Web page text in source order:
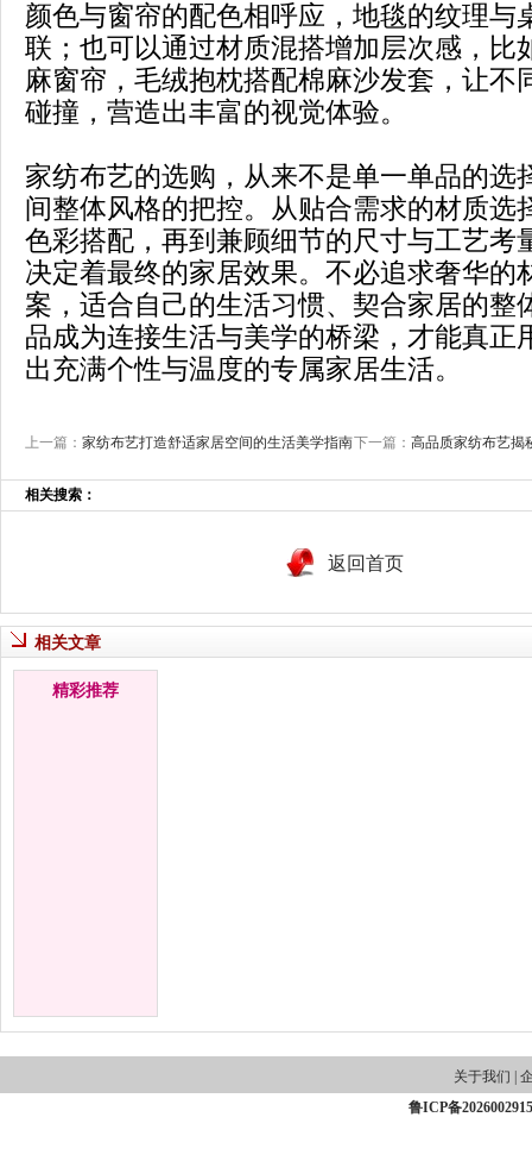
颜色与窗帘的配色相呼应，地毯的纹理与
联；也可以通过材质混搭增加层次感，比
麻窗帘，毛绒抱枕搭配棉麻沙发套，让不
碰撞，营造出丰富的视觉体验。
家纺布艺的选购，从来不是单一单品的选
间整体风格的把控。从贴合需求的材质选
色彩搭配，再到兼顾细节的尺寸与工艺考
决定着最终的家居效果。不必追求奢华的
案，适合自己的生活习惯、契合家居的整
品成为连接生活与美学的桥梁，才能真正
出充满个性与温度的专属家居生活。
上一篇： 家纺布艺打造舒适家居空间的生活美学指南下一篇： 高品质家纺布艺揭
相关搜索：
返回首页
相关文章
精彩推荐
关于我们
鲁ICP备